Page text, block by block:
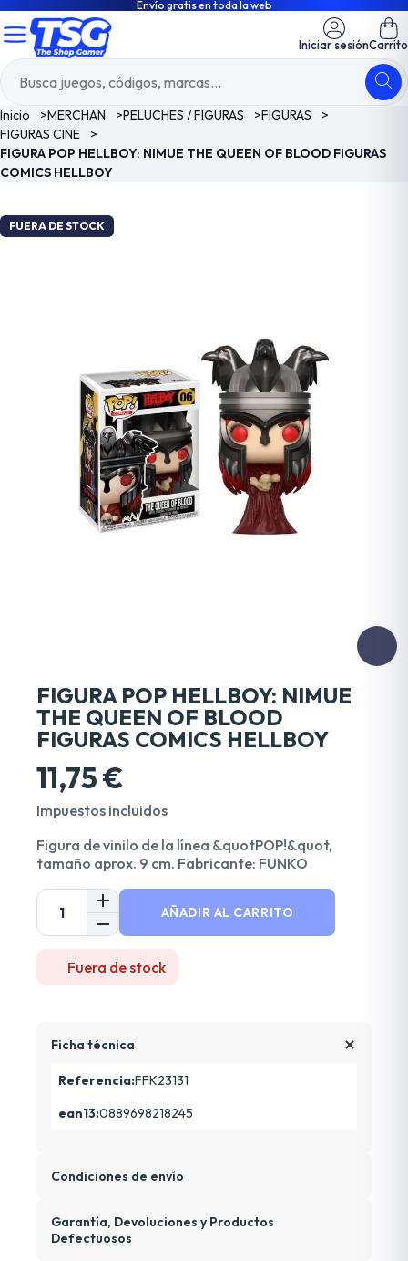
Envío gratis en toda la web
Iniciar sesiónCarrito
Inicio >MERCHAN >PELUCHES / FIGURAS >FIGURAS
>
FIGURAS CINE
>
FIGURA POP HELLBOY: NIMUE THE QUEEN OF BLOOD FIGURAS
COMICS HELLBOY
FUERA DE STOCK
FIGURA POP HELLBOY: NIMUE
THE QUEEN OF BLOOD
FIGURAS COMICS HELLBOY
11,75 €
Impuestos incluidos
Figura de vinilo de la línea &quotPOP!&quot,
tamaño aprox. 9 cm. Fabricante: FUNKO
AÑADIR AL CARRITO
Fuera de stock
Ficha técnica
Referencia:FFK23131
ean13:0889698218245
Condiciones de envío
Garantía, Devoluciones y Productos
Defectuosos